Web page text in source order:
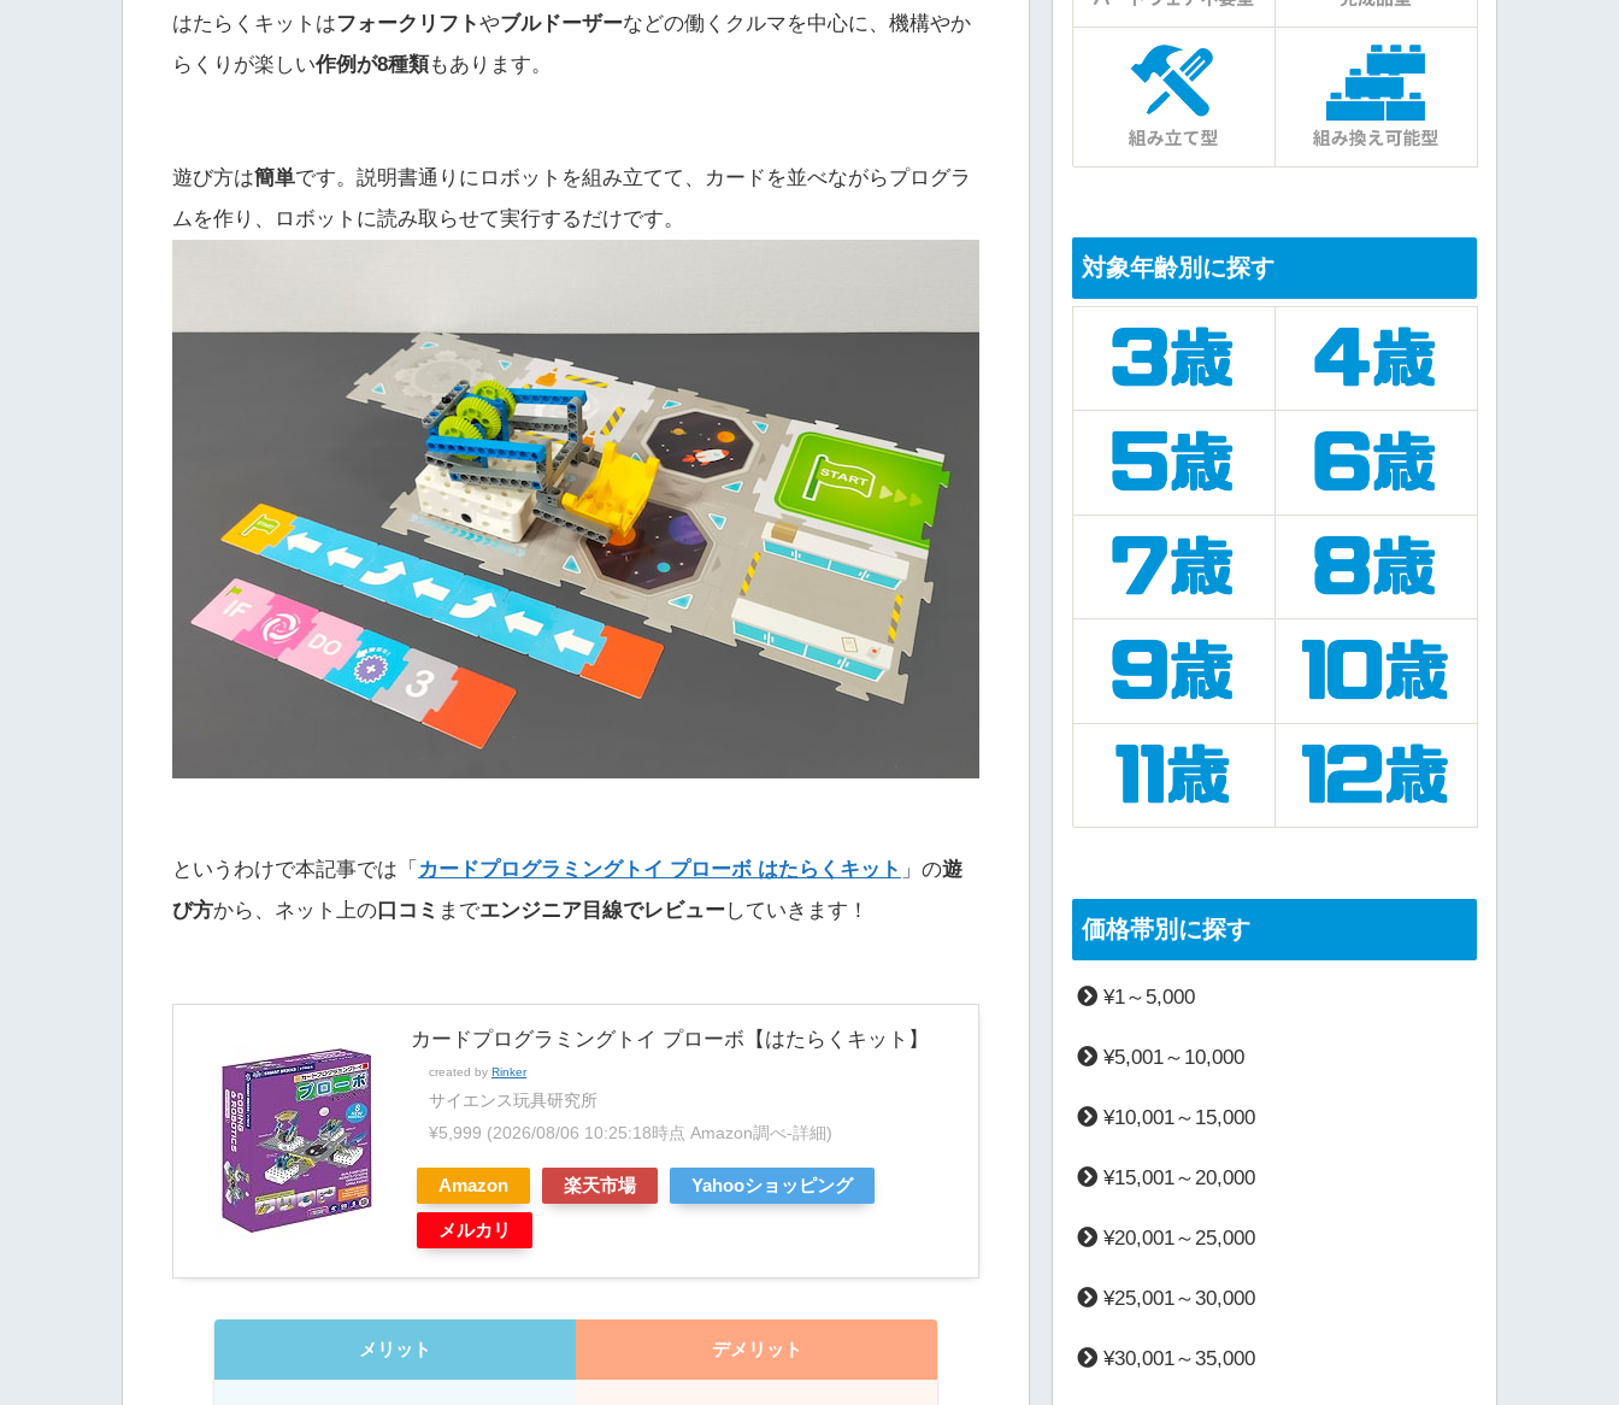
はたらくキットはフォークリフトやブルドーザーなどの働くクルマを中心に、機構やか
らくりが楽しい作例が8種類もあります。
遊び方は簡単です。説明書通りにロボットを組み立てて、カードを並べながらプログラ
ムを作り、ロボットに読み取らせて実行するだけです。
というわけで本記事では「 カードプログラミングトイ プローボ はたらくキット 」の遊
び方から、ネット上の口コミ までエンジニア目線でレビューしていきます！
カードプログラミングトイ プローボ【はたらくキット】
created by Rinker
サイエンス玩具研究所
¥5,999 (2026/08/06 10:25:18時点 Amazon調べ-詳細)
Amazon 楽天市場 Yahooショッピング
メルカリ
メリット デメリット
対象年齢別に探す
価格帯別に探す
¥1～5,000
¥5,001～10,000
¥10,001～15,000
¥15,001～20,000
¥20,001～25,000
¥25,001～30,000
¥30,001～35,000